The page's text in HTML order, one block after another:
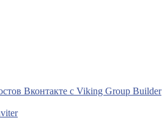
Вконтакте с Viking Group Builder